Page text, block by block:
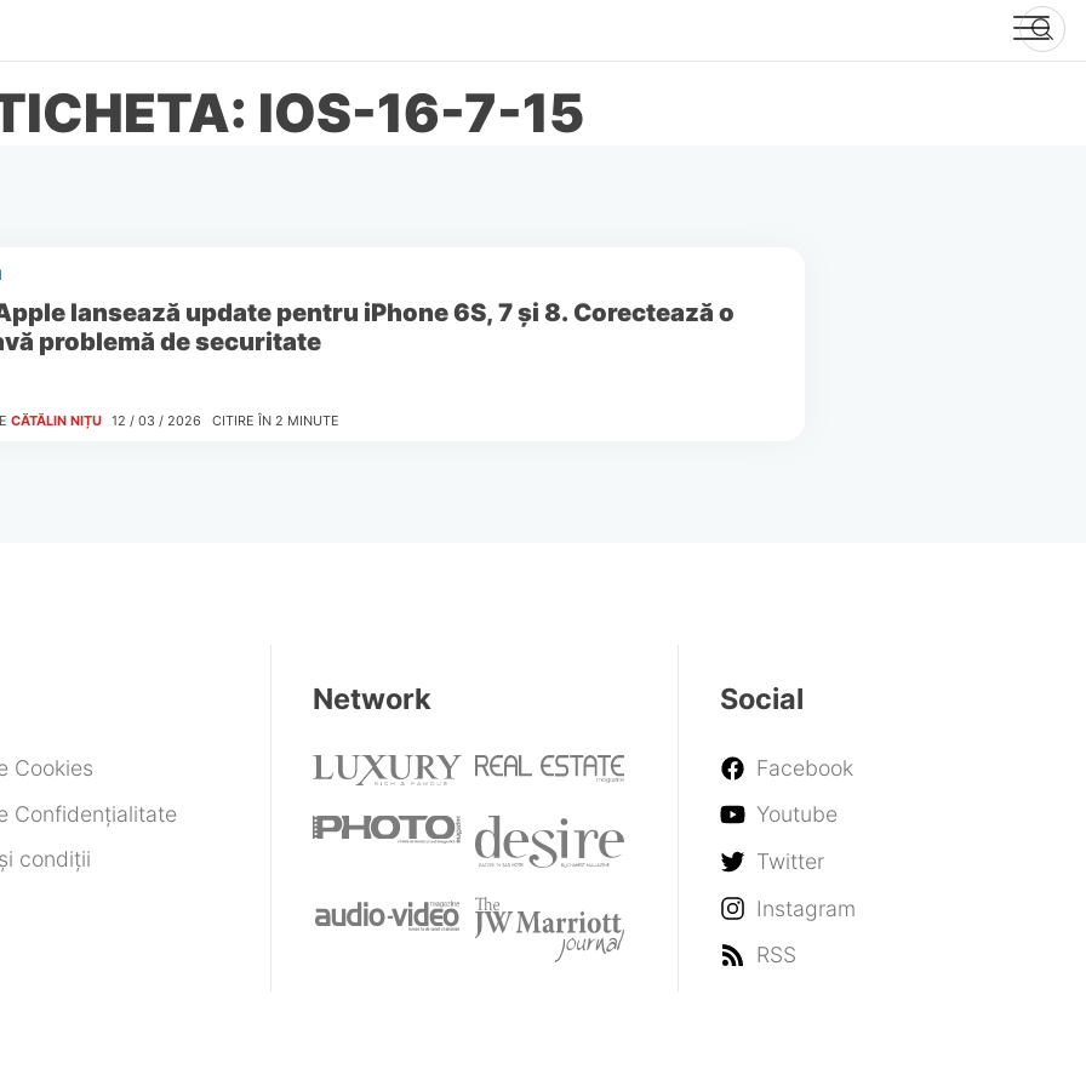
IOS-16-7-15
lansează update pentru iPhone 6S, 7 și 8. Corectează o
problemă de securitate
CĂTĂLIN NIȚU 12 / 03 / 2026 CITIRE ÎN 2 MINUTE
Cookies
Confidențialitate
condiții
Network Social
Facebook
Youtube
Twitter
Instagram
RSS